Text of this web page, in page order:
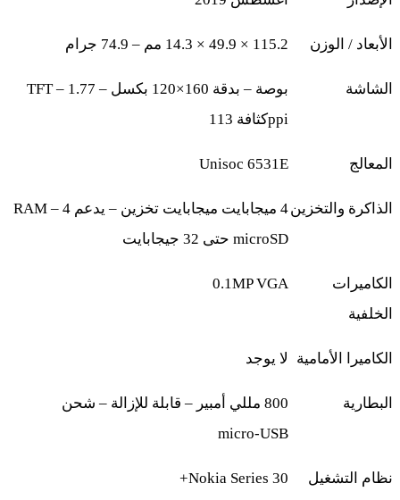
الأبعاد / الوزن 115.2 × 49.9 × 14.3 مم – 74.9 جرام
الشاشة TFT – 1.77 بوصة – بدقة 160×120 بكسل –
كثافة 113ppi
المعالج Unisoc 6531E
الذاكرة والتخزين4 ميجابايت ميجابايت تخزين – يدعم
microSD حتى 32 جيجابايت
الكاميرات
الخلفية
0.1MP VGA
الكاميرا الأمامية لا يوجد
البطارية 800 مللي أمبير – قابلة للإزالة – شحن
micro‑USB
نظام التشغيل Nokia Series 30+